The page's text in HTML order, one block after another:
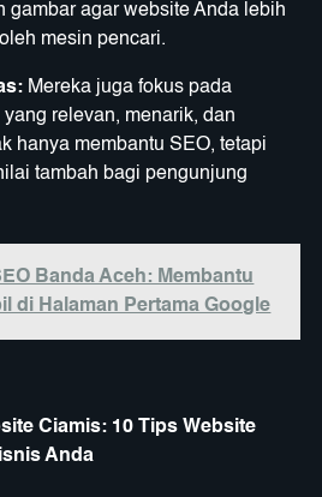
gambar agar website Anda lebih
mesin pencari.
Mereka juga fokus pada
relevan, menarik, dan
hanya membantu SEO, tetapi
tambah bagi pengunjung
Banda Aceh: Membantu
di Halaman Pertama Google
Ciamis: 10 Tips Website
Anda